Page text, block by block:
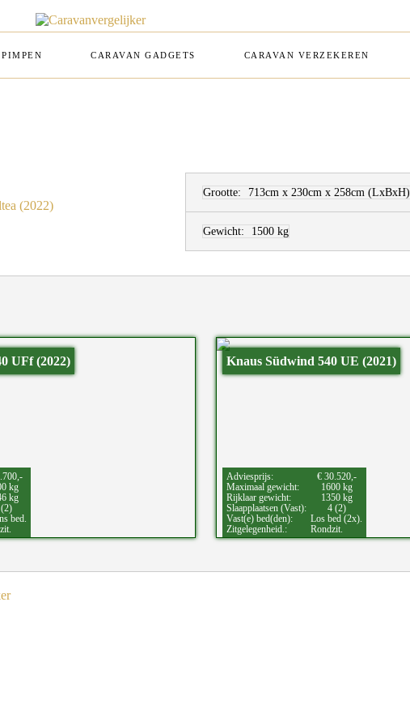
CARAVAN GADGETS CARAVAN VERZEKEREN
Grootte: 713cm x 230cm x 258cm (LxBxH)
Gewicht: 1500 kg
UFf (2022)
kg
kg
bed.
Knaus Südwind 540 UE (2021)
Adviesprijs:
€ 30.520,-
Maximaal gewicht:
1600 kg
Rijklaar gewicht:
1350 kg
Slaapplaatsen (Vast):
4 (2)
Vast(e) bed(den):
Los bed (2x).
Zitgelegenheid.:
Rondzit.